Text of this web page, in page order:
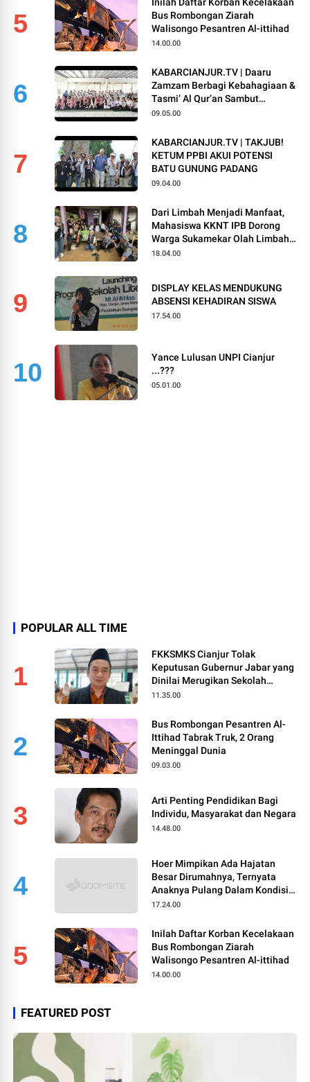
5
Bus Rombongan Ziarah
Walisongo Pesantren Al-ittihad
14.00.00
6
KABARCIANJUR.TV | Daaru
Zamzam Berbagi Kebahagiaan &
Tasmi’ Al Qur’an Sambut
Muharram 1448 H
09.05.00
7
KABARCIANJUR.TV | TAKJUB!
KETUM PPBI AKUI POTENSI
BATU GUNUNG PADANG
09.04.00
8
Dari Limbah Menjadi Manfaat,
Mahasiswa KKNT IPB Dorong
Warga Sukamekar Olah Limbah
Organik Menjadi Kompos
18.04.00
9
DISPLAY KELAS MENDUKUNG
ABSENSI KEHADIRAN SISWA
17.54.00
10
Yance Lulusan UNPI Cianjur
...???
05.01.00
POPULAR ALL TIME
1
FKKSMKS Cianjur Tolak
Keputusan Gubernur Jabar yang
Dinilai Merugikan Sekolah
Swasta
11.35.00
2
Bus Rombongan Pesantren Al-
Ittihad Tabrak Truk, 2 Orang
Meninggal Dunia
09.03.00
3
Arti Penting Pendidikan Bagi
Individu, Masyarakat dan Negara
14.48.00
4
Hoer Mimpikan Ada Hajatan
Besar Dirumahnya, Ternyata
Anaknya Pulang Dalam Kondisi
Meninggal
17.24.00
5
Inilah Daftar Korban Kecelakaan
Bus Rombongan Ziarah
Walisongo Pesantren Al-ittihad
14.00.00
FEATURED POST